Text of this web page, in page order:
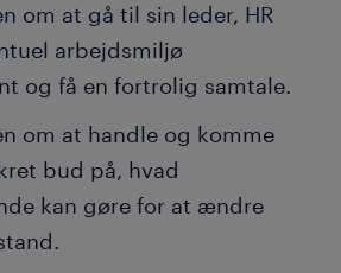
om at gå til sin leder, HR
arbejdsmiljø
og få en fortrolig samtale.
om at handle og komme
bud på, hvad
kan gøre for at ændre